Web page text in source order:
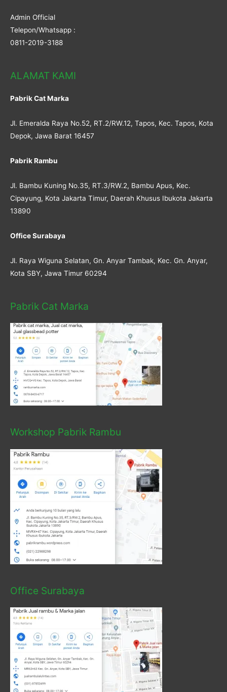
Admin Official
Telepon/Whatsapp :
0811-2019-3188
ALAMAT KAMI
Pabrik Cat Marka
Jl. Emeralda Raya No.52, RT.2/RW.12, Tapos, Kec. Tapos, Kota
Depok, Jawa Barat 16457
Pabrik Rambu
Jl. Bambu Kuning No.35, RT.3/RW.2, Bambu Apus, Kec.
Cipayung, Kota Jakarta Timur, Daerah Khusus Ibukota Jakarta
13890
Office Surabaya
Jl. Raya Wiguna Selatan, Gn. Anyar Tambak, Kec. Gn. Anyar,
Kota SBY, Jawa Timur 60294
Pabrik Cat Marka
Workshop Pabrik Rambu
Office Surabaya